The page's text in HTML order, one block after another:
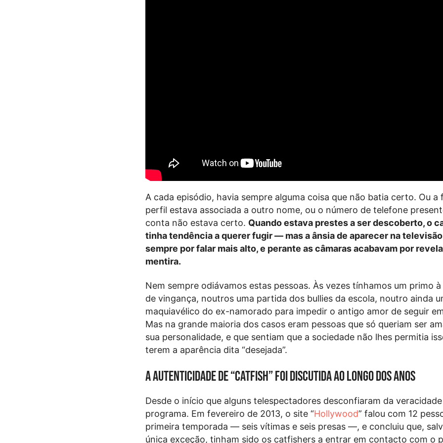
A cada episódio, havia sempre alguma coisa que não batia certo. Ou a
perfil estava associada a outro nome, ou o número de telefone
conta não estava certo. Quando estava prestes a ser descoberto, o
tinha tendência a querer fugir — mas a ânsia de aparecer na
sempre por falar mais alto, e perante as câmaras acabavam por
mentira.
Nem sempre odiávamos estas pessoas. Às vezes tínhamos um primo
de vingança, noutros uma partida dos bullies da escola, noutro ainda
maquiavélico do ex-namorado para impedir o antigo amor de seguir
Mas na grande maioria dos casos eram pessoas que só queriam ser
sua personalidade, e que sentiam que a sociedade não lhes permitia
terem a aparência dita “desejada”.
A autenticidade de “Catfish” foi discutida ao longo dos anos
Desde o início que alguns telespectadores desconfiaram da
programa. Em fevereiro de 2013, o site “Hollywood” falou com 12
primeira temporada — seis vítimas e seis presas —, e concluiu que,
única exceção, tinham sido os catfishers a entrar em contacto com o